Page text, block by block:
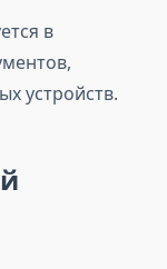
в
устройств.